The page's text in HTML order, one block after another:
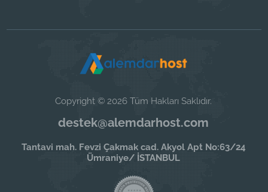
Copyright © 2026 Tüm Hakları Saklıdır.
destek@alemdarhost.com
Tantavi mah. Fevzi Çakmak cad. Akyol Apt No:63/24
Ümraniye/ İSTANBUL